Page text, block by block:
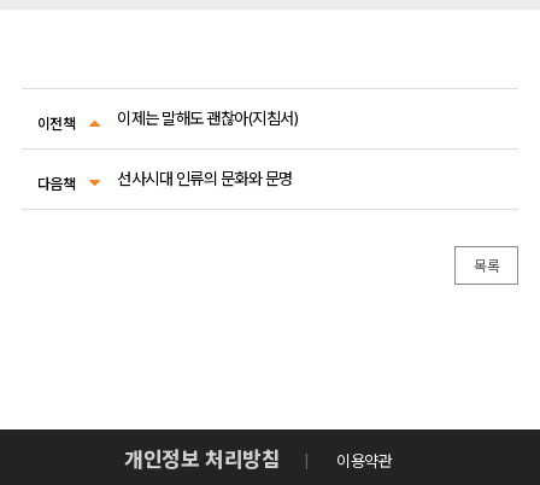
이전책 이제는 말해도 괜찮아(지침서)
다음책 선사시대 인류의 문화와 문명
목록
개인정보 처리방침 이용약관